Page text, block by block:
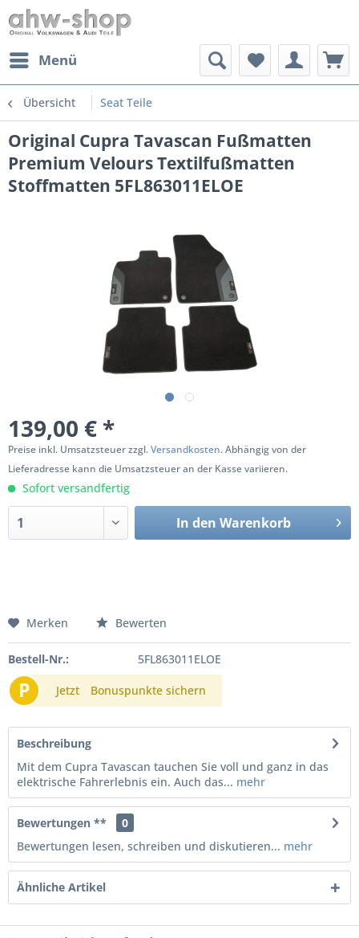
Menü
Übersicht Seat Teile
Original Cupra Tavascan Fußmatten
Premium Velours Textilfußmatten
Stoffmatten 5FL863011ELOE
139,00 € *
Preise inkl. Umsatzsteuer zzgl.Versandkosten. Abhängig von der
Lieferadresse kann die Umsatzsteuer an der Kasse variieren.
Sofort versandfertig
In den Warenkorb
Merken Bewerten
Bestell-Nr.: 5FL863011ELOE
P Jetzt Bonuspunkte sichern
Beschreibung
Mit dem Cupra Tavascan tauchen Sie voll und ganz in das
elektrische Fahrerlebnis ein. Auch das... mehr
Bewertungen **
0
Bewertungen lesen, schreiben und diskutieren... mehr
Ähnliche Artikel